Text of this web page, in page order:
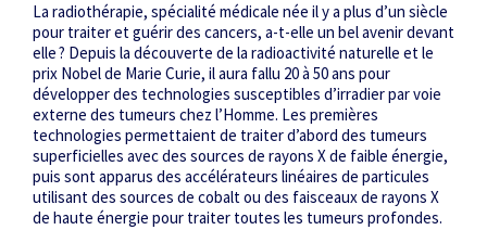
La radiothérapie, spécialité médicale née il y a plus d’un siècle
pour traiter et guérir des cancers, a-t-elle un bel avenir devant
elle ? Depuis la découverte de la radioactivité naturelle et le
prix Nobel de Marie Curie, il aura fallu 20 à 50 ans pour
développer des technologies susceptibles d’irradier par voie
externe des tumeurs chez l’Homme. Les premières
technologies permettaient de traiter d’abord des tumeurs
superficielles avec des sources de rayons X de faible énergie,
puis sont apparus des accélérateurs linéaires de particules
utilisant des sources de cobalt ou des faisceaux de rayons X
de haute énergie pour traiter toutes les tumeurs profondes.